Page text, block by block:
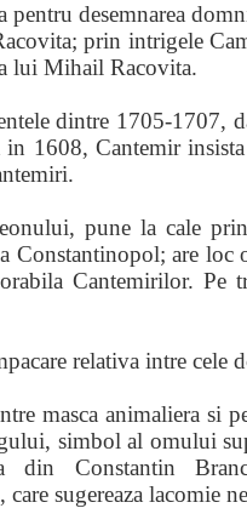
pentru desemnarea
prin intrigele
lui Mihail Racovita.
dintre 1705-1707,
1608, Cantemir
pune la cale
Constantinopol; are loc
Cantemirilor.
relativa intre cele
masca animaliera si
simbol al omului
din Constantin
sugereaza lacomie